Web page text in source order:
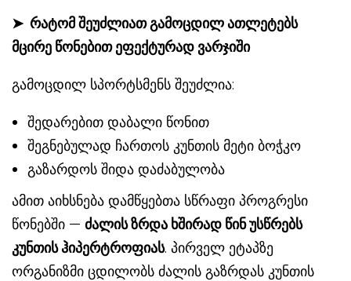
➤ რატომ შეუძლიათ გამოცდილ ათლეტებს
მცირე წონებით ეფექტურად ვარჯიში
გამოცდილ სპორტსმენს შეუძლია:
შედარებით დაბალი წონით
შეგნებულად ჩართოს კუნთის მეტი ბოჭკო
გაზარდოს შიდა დაძაბულობა
ამით აიხსნება დამწყებთა სწრაფი პროგრესი
წონებში — ძალის ზრდა ხშირად წინ უსწრებს
კუნთის ჰიპერტროფიას. პირველ ეტაპზე
ორგანიზმი ცდილობს ძალის გაზრდას კუნთის